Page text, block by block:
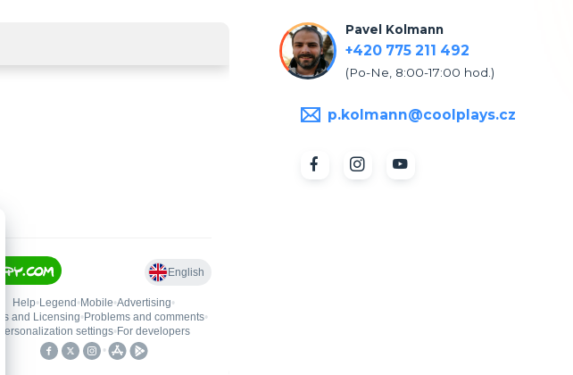
Pavel Kolmann
+420 775 211 492
(Po-Ne, 8:00-17:00 hod.)
p.kolmann@coolplays.cz